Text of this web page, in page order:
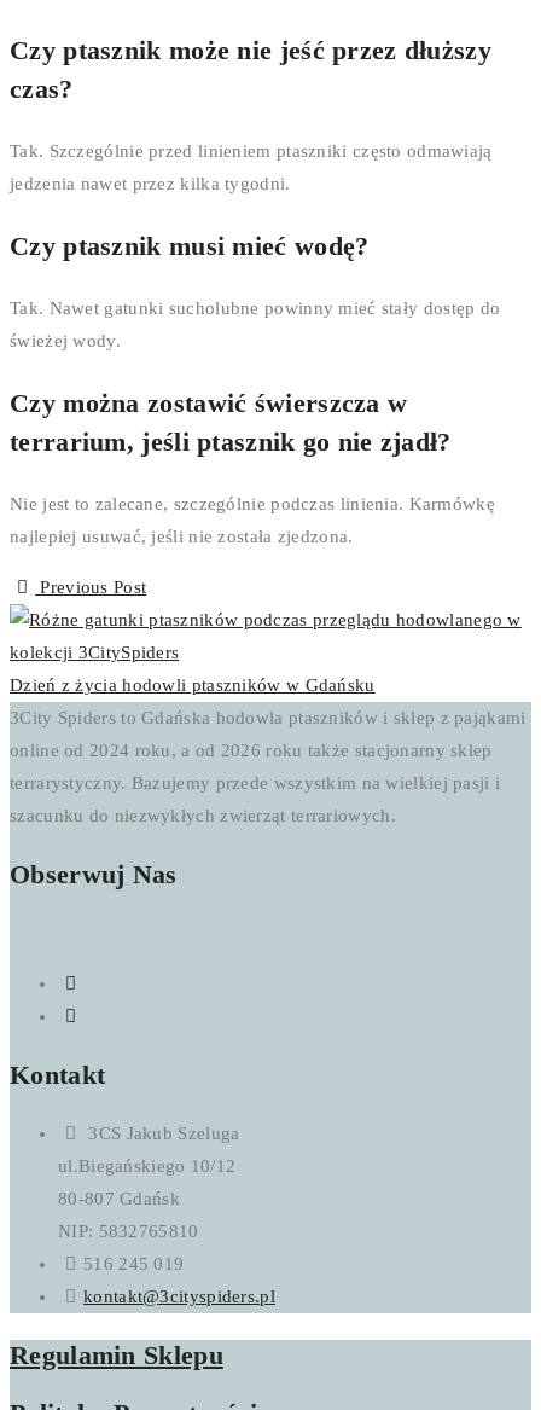
Czy ptasznik może nie jeść przez dłuższy
czas?
Tak. Szczególnie przed linieniem ptaszniki często odmawiają
jedzenia nawet przez kilka tygodni.
Czy ptasznik musi mieć wodę?
Tak. Nawet gatunki sucholubne powinny mieć stały dostęp do
świeżej wody.
Czy można zostawić świerszcza w
terrarium, jeśli ptasznik go nie zjadł?
Nie jest to zalecane, szczególnie podczas linienia. Karmówkę
najlepiej usuwać, jeśli nie została zjedzona.
Previous Post
Dzień z życia hodowli ptaszników w Gdańsku
3City Spiders to Gdańska hodowla ptaszników i sklep z pająkami
online od 2024 roku, a od 2026 roku także stacjonarny sklep
terrarystyczny. Bazujemy przede wszystkim na wielkiej pasji i
szacunku do niezwykłych zwierząt terrariowych.
Obserwuj Nas
Kontakt
3CS Jakub Szeluga
ul.Biegańskiego 10/12
80-807 Gdańsk
NIP: 5832765810
516 245 019
kontakt@3cityspiders.pl
Regulamin Sklepu